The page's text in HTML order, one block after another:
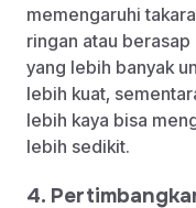
memengaruhi
ringan atau
yang lebih banyak
lebih kuat,
lebih kaya bisa
lebih sedikit.
4.